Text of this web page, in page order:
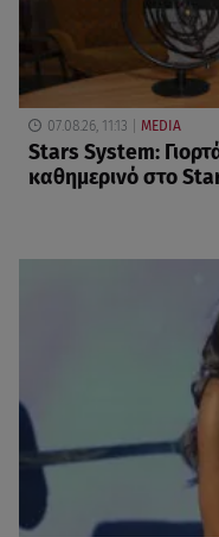
07.08.26, 11:13 MEDIA
Stars System:
καθημερινό στο